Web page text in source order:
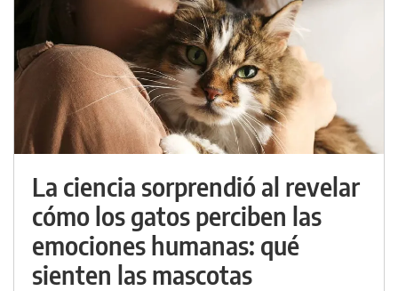
La ciencia sorprendió al revelar
cómo los gatos perciben las
emociones humanas: qué
sienten las mascotas